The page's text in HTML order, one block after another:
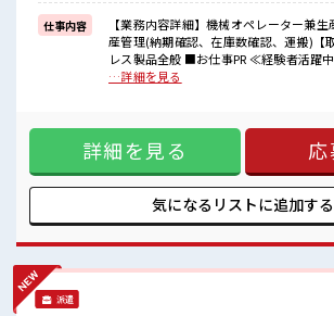
■職場の雰囲気
一緒に働く仲間ともなじみやすい少人数の職場☆
休憩室完備でランチや休憩も充実しそう♪
持ち物が多いあなたにもぴったり☆
仕事内容
【業務内容詳細】機械オペレーター兼
産管理(納期確認、在庫数確認、運搬)【
レス製品全般 ■お仕事PR ≪経験者活躍中≫ これまでの経験を
活かしませんか？ ブランクがあっても大
休2日制≫ 週末は家族や友人と一緒にプ
服があると毎日の服選びに悩まずOK♪ ≪
働ける≫ 福利厚生が整った派遣のお仕事です！ ■職
気 一緒に働く仲間ともなじみやすい少
備でランチや休憩も充実しそう♪ 持ち物
ったり☆ ロッカー付き職場♪
…詳細を見る
詳細を見る 応
気になるリストに追加する
派遣